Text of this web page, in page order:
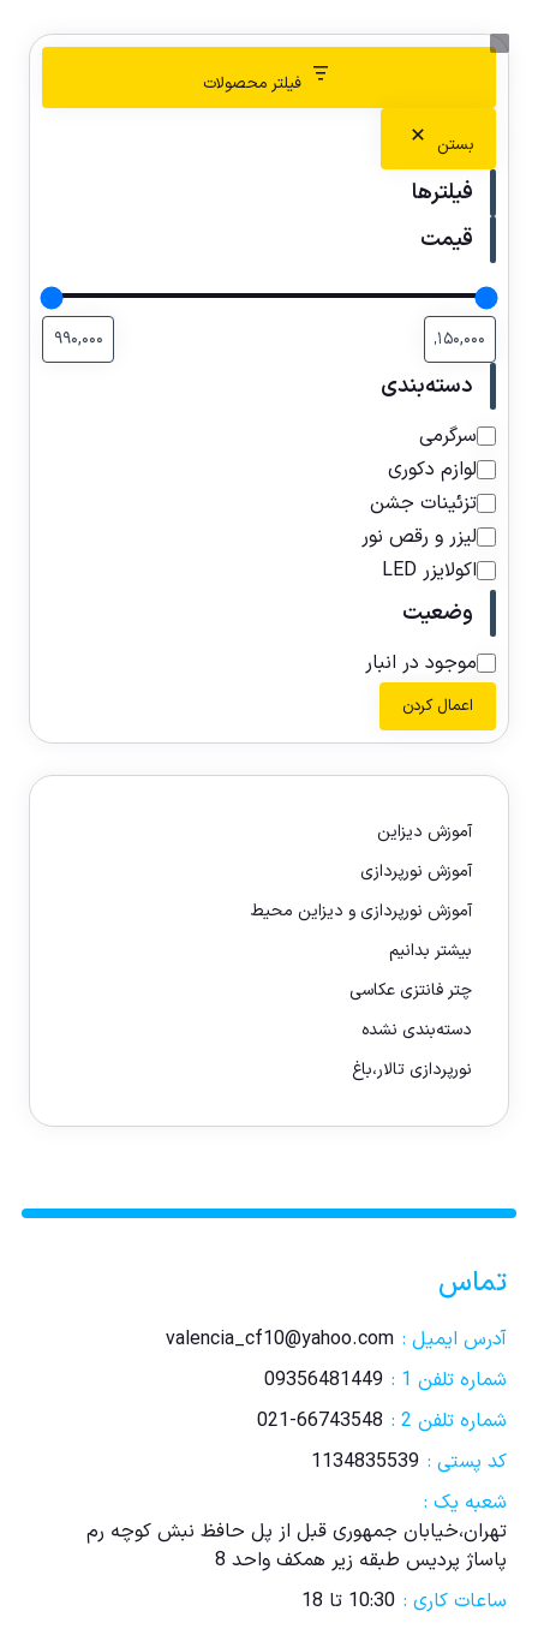
فیلتر محصولات
بستن
فیلترها
قیمت
دسته‌بندی
سرگرمی
لوازم دکوری
تزئینات جشن
لیزر و رقص نور
اکولایزر LED
وضعیت
موجود در انبار
اعمال کردن
آموزش دیزاین
آموزش نورپردازی
آموزش نورپردازی و دیزاین محیط
بیشتر بدانیم
چتر فانتزی عکاسی
دسته‌بندی نشده
نورپردازی تالار،باغ
تماس
آدرس ایمیل : valencia_cf10@yahoo.com
شماره تلفن 1 :
09356481449
شماره تلفن 2 :
021-66743548
کد پستی : 1134835539
شعبه یک :
تهران،خیابان جمهوری قبل از پل حافظ نبش کوچه رم
پاساژ پردیس طبقه زیر همکف واحد 8
ساعات کاری : 10:30 تا 18